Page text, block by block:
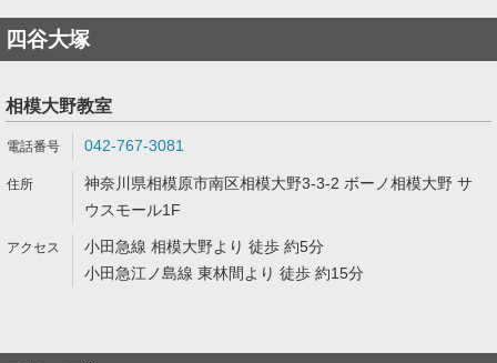
四谷大塚
相模大野教室
042-767-3081
神奈川県相模原市南区相模大野3-3-2 ボーノ相模大野 サ
ウスモール1F
小田急線 相模大野より 徒歩 約5分
小田急江ノ島線 東林間より 徒歩 約15分